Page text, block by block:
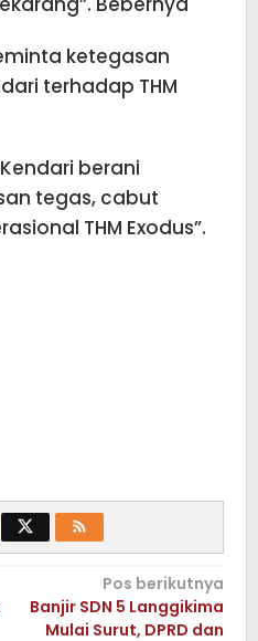
ketegasan
terhadap THM
berani
tegas, cabut
THM Exodus”.
Pos berikutnya
Banjir SDN 5 Langgikima
Mulai Surut, DPRD dan